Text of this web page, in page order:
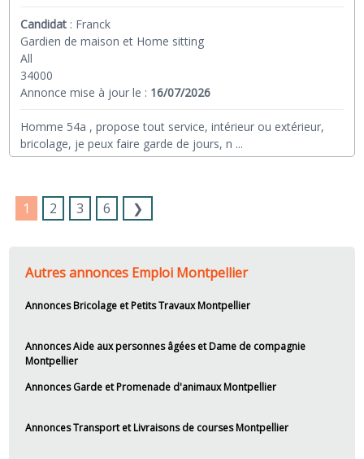
Candidat : Franck
Gardien de maison et Home sitting
All
34000
Annonce mise à jour le : 16/07/2026
Homme 54a , propose tout service, intérieur ou extérieur,
bricolage, je peux faire garde de jours, n ...
1 2 3 6 ❯
Autres annonces Emploi Montpellier
Annonces Bricolage et Petits Travaux Montpellier
Annonces Aide aux personnes âgées et Dame de compagnie
Montpellier
Annonces Garde et Promenade d'animaux Montpellier
Annonces Transport et Livraisons de courses Montpellier